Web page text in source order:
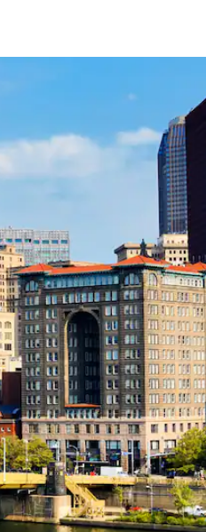
parcourir ou en appuyant et en